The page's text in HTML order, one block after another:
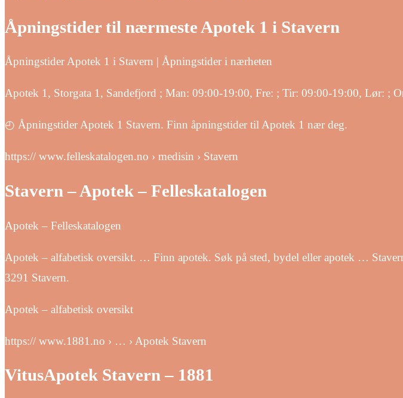
Åpningstider til nærmeste Apotek 1 i Stavern
Åpningstider Apotek 1 i Stavern | Åpningstider i nærheten
Apotek 1, Storgata 1, Sandefjord ; Man: 09:00-19:00, Fre: ; Tir: 09:00-19:00, Lør: ;
◴ Åpningstider Apotek 1 Stavern. Finn åpningstider til Apotek 1 nær deg.
https:// www.felleskatalogen.no › medisin › Stavern
Stavern – Apotek – Felleskatalogen
Apotek – Felleskatalogen
Apotek – alfabetisk oversikt. … Finn apotek. Søk på sted, bydel eller apotek …
3291 Stavern.
Apotek – alfabetisk oversikt
https:// www.1881.no › … › Apotek Stavern
VitusApotek Stavern – 1881